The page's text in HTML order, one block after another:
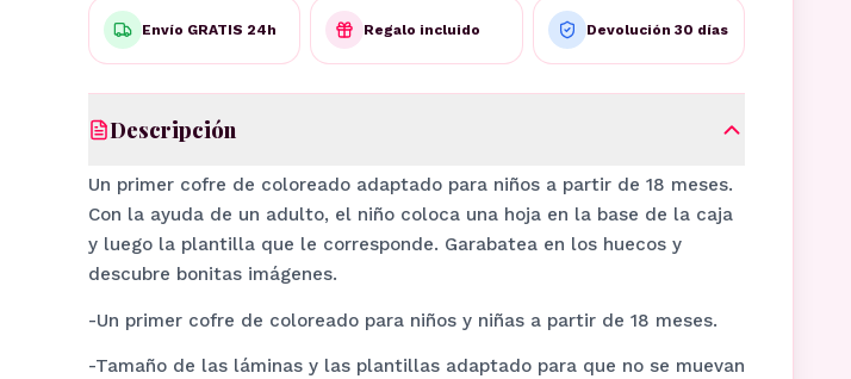
Envío GRATIS 24h Regalo incluido Devolución 30 días
Descripción
Un primer cofre de coloreado adaptado para niños a partir de 18 meses.
Con la ayuda de un adulto, el niño coloca una hoja en la base de la caja
y luego la plantilla que le corresponde. Garabatea en los huecos y
descubre bonitas imágenes.
-Un primer cofre de coloreado para niños y niñas a partir de 18 meses.
-Tamaño de las láminas y las plantillas adaptado para que no se muevan